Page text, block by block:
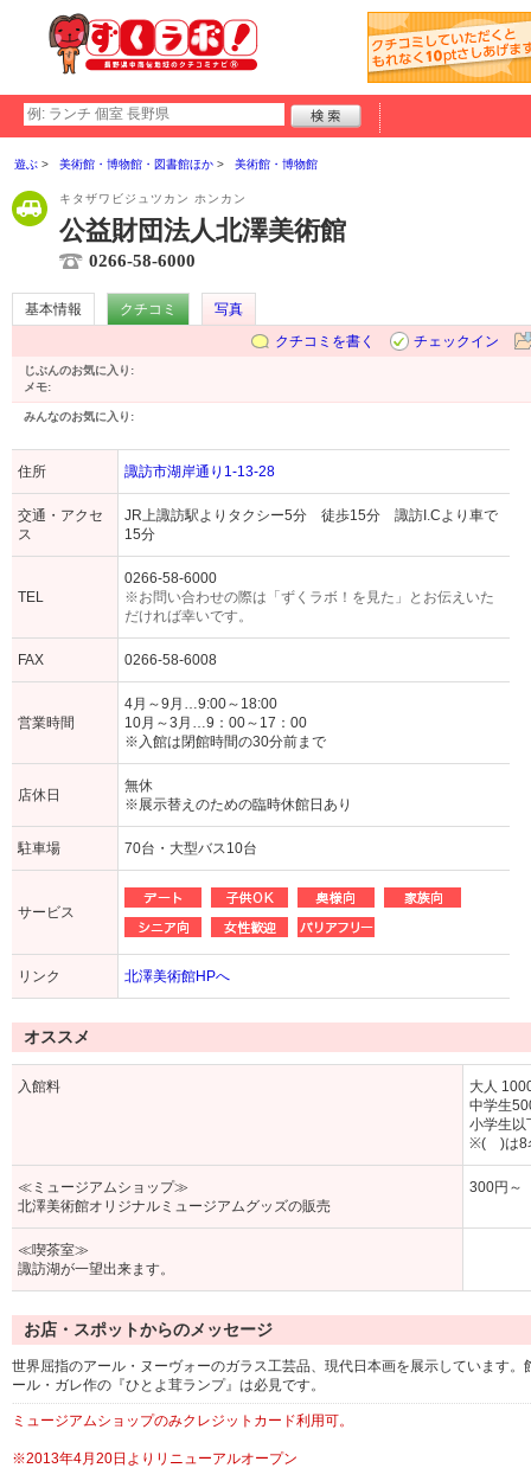
遊ぶ 美術館・博物館・図書館ほか 美術館・博物館
キタザワビジュツカン ホンカン
公益財団法人北澤美術館
0266-58-6000
基本情報 クチコミ
写真
クチコミを書く
チェックイン
じぶんのお気に入り:
メモ:
みんなのお気に入り:
住所 諏訪市湖岸通り1-13-28
交通・アクセ
ス
JR上諏訪駅よりタクシー5分 徒歩15分 諏訪I.Cより車で
15分
TEL
0266-58-6000
※お問い合わせの際は「ずくラボ！を見た」とお伝えいた
だければ幸いです。
FAX 0266-58-6008
営業時間
4月～9月…9:00～18:00
10月～3月…9：00～17：00
※入館は閉館時間の30分前まで
店休日
無休
※展示替えのための臨時休館日あり
駐車場 70台・大型バス10台
サービス
リンク 北澤美術館HPへ
オススメ
入館料
大人
中学生
小学生以
※( )は8
≪ミュージアムショップ≫
北澤美術館オリジナルミュージアムグッズの販売
300円～
≪喫茶室≫
諏訪湖が一望出来ます。
お店・スポットからのメッセージ
世界屈指のアール・ヌーヴォーのガラス工芸品、現代日本画を展示しています
ール・ガレ作の『ひとよ茸ランプ』は必見です。
ミュージアムショップのみクレジットカード利用可。
※2013年4月20日よりリニューアルオープン